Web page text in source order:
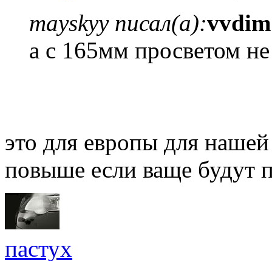
mayskyy писал(а):vvdim
а с 165мм просветом не
это для европы для
повыше если ваще будут
пастух